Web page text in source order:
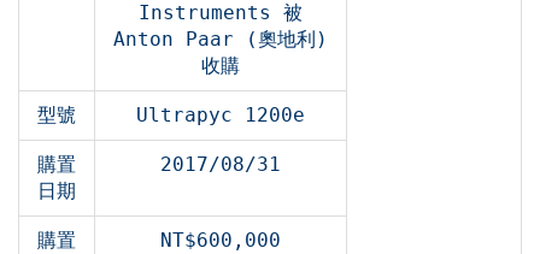
Instruments 被
Anton Paar (奧地利)
收購
型號 Ultrapyc 1200e
購置
日期
2017/08/31
購置
NT$600,000